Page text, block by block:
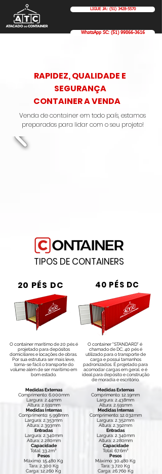
LIGUE JÁ: (51) 3428-5570
RAPIDEZ, QUALIDADE E
SEGURANÇA
CONTAINER A VENDA
Venda de container em todo país, estamos
preparados para lidar com o seu projeto!
TIPOS DE CONTAINERS
20 PÉS DC
O container marítimo de 20 pés é
projetado para depósitos
domiciliares e locações de obras.
Por sua estrutura ser mais leve,
torna-se fácil o transporte do
volume além de ser marítimo em
bom estado.
Medidas Externas
Comprimento: 6.000mm
Largura: 2.44mm
Altura: 2.591mm
Medidas Internas
Comprimento: 5.998mm
Largura: 2.353mm
Altura: 2.393mm
Entradas
Largura: 2.340mm
Altura: 2.280mm
Capacidade
Total: 33.2m³
Pesos
Máximo: 15.480 Kg
Tara: 2,300 Kg
Carga: 12.260 Kg
40 PÉS DC
O container "STANDARD" é
chamado de DC, 40 pés é
utilizado para o transporte de
carga e possui tamanhos
padronizados. É projetado para
acomodar cargas em geral. e é
ideal para depósito e construção
de moradia e escritório.
Medidas Externas
Comprimento: 12.19mm
Largura: 2.438mm
Altura: 2.591mm
Medidas Internas
Comprimento: 12.032mm
Largura: 2.352mm
Altura: 2.392mm
Entradas
Largura: 2.340mm
Altura: 2.280mm
Capacidade
Total: 67.6m³
Pesos
Máximo: 30.480 Kg
Tara: 3.720 Kg
Carga: 26.760 Kg
WhatsApp SC: (51) 99866-3616